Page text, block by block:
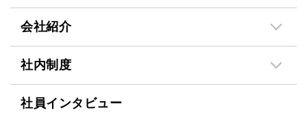
会社紹介
社内制度
社員インタビュー